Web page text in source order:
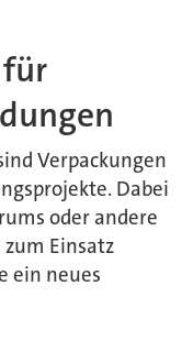
Verpackungen
Dabei
oder andere
zum Einsatz
ein neues